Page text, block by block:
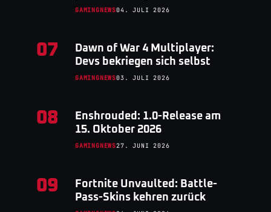
GAMINGNEWS04. JULI 2026
07
Dawn of War 4 Multiplayer:
Devs bekriegen sich selbst
GAMINGNEWS03. JULI 2026
08
Enshrouded: 1.0-Release am
15. Oktober 2026
GAMINGNEWS27. JUNI 2026
09
Fortnite Unvaulted: Battle-
Pass-Skins kehren zurück